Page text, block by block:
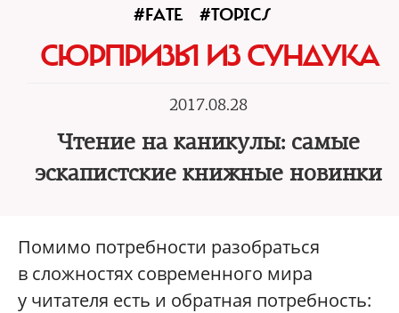
#FATE #TOPICS
СЮРПРИЗЫ ИЗ СУНДУКА
2017.08.28
Чтение на каникулы: самые
эскапистские книжные новинки
Помимо потребности разобраться
в сложностях современного мира
у читателя есть и обратная потребность: